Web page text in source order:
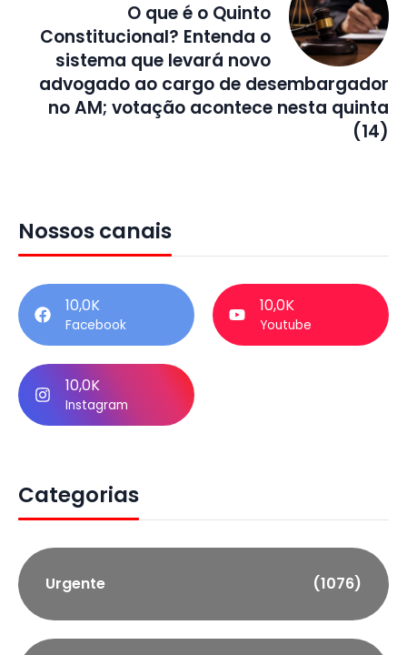
O que é o Quinto
Constitucional? Entenda o
sistema que levará novo
advogado ao cargo de desembargador
no AM; votação acontece nesta quinta
(14)
Nossos canais
10,0K
Facebook
10,0K
Youtube
10,0K
Instagram
Categorias
Urgente (1076)